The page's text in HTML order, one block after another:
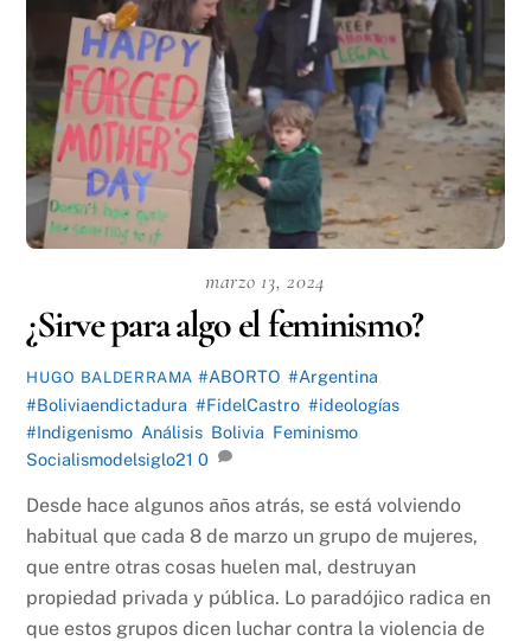
marzo 13, 2024
¿Sirve para algo el feminismo?
HUGO BALDERRAMA #ABORTO ,#Argentina
#Boliviaendictadura ,#FidelCastro ,#ideologías
#Indigenismo Análisis Bolivia Feminismo
Socialismodelsiglo21 0
Desde hace algunos años atrás, se está volviendo
habitual que cada 8 de marzo un grupo de mujeres,
que entre otras cosas huelen mal, destruyan
propiedad privada y pública. Lo paradójico radica en
que estos grupos dicen luchar contra la violencia de